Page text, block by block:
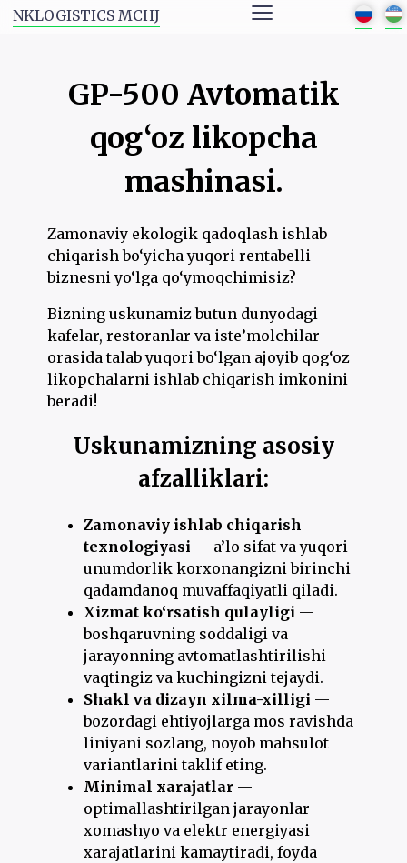
NKLOGISTICS MCHJ ≡
GP-500 Avtomatik
qog‘oz likopcha
mashinasi.
Zamonaviy ekologik qadoqlash ishlab
chiqarish bo‘yicha yuqori rentabelli
biznesni yo‘lga qo‘ymoqchimisiz?
Bizning uskunamiz butun dunyodagi
kafelar, restoranlar va iste’molchilar
orasida talab yuqori bo‘lgan ajoyib qog‘oz
likopchalarni ishlab chiqarish imkonini
beradi!
Uskunamizning asosiy
afzalliklari:
Zamonaviy ishlab chiqarish
texnologiyasi — a’lo sifat va yuqori
unumdorlik korxonangizni birinchi
qadamdanoq muvaffaqiyatli qiladi.
Xizmat ko‘rsatish qulayligi —
boshqaruvning soddaligi va
jarayonning avtomatlashtirilishi
vaqtingiz va kuchingizni tejaydi.
Shakl va dizayn xilma-xilligi —
bozordagi ehtiyojlarga mos ravishda
liniyani sozlang, noyob mahsulot
variantlarini taklif eting.
Minimal xarajatlar —
optimallashtirilgan jarayonlar
xomashyo va elektr energiyasi
xarajatlarini kamaytiradi, foyda